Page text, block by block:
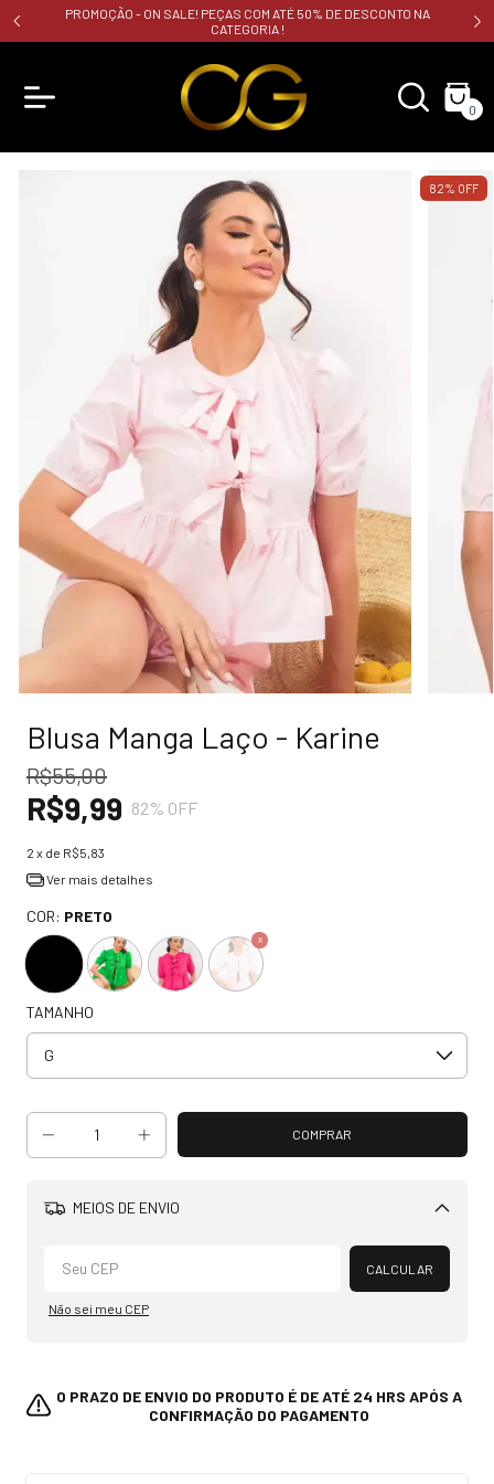
PROMOÇÃO - ON SALE! PEÇAS COM ATÉ 50% DE DESCONTO NA
CATEGORIA !
0
82% OFF
Blusa Manga Laço - Karine
R$55,00
R$9,99 82% OFF
2 x de R$5,83
Ver mais detalhes
COR: PRETO
TAMANHO
MEIOS DE ENVIO
Alterar CEP
CALCULAR
Não sei meu CEP
O PRAZO DE ENVIO DO PRODUTO É DE ATÉ 24 HRS APÓS A
CONFIRMAÇÃO DO PAGAMENTO